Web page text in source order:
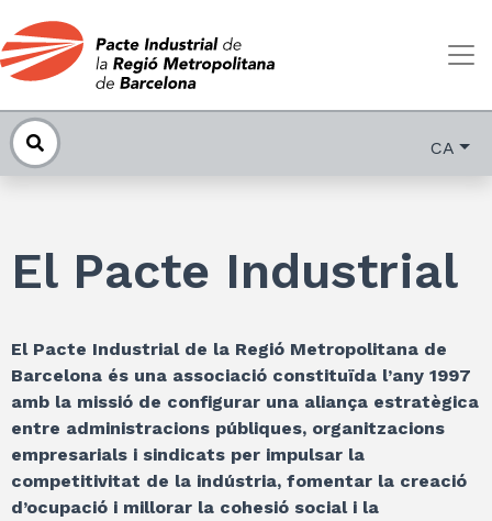
CA
El Pacte Industrial
El Pacte Industrial de la Regió Metropolitana de
Barcelona és una associació constituïda l’any 1997
amb la missió de configurar una aliança estratègica
entre administracions públiques, organitzacions
empresarials i sindicats per impulsar la
competitivitat de la indústria, fomentar la creació
d’ocupació i millorar la cohesió social i la